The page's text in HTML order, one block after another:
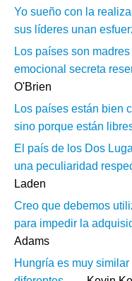
Yo sueño con la
sus líderes unan
Los países son
emocional secreta
O'Brien
Los países están bien
sino porque están
El país de los Dos
una peculiaridad
Laden
Creo que debemos
para impedir la
Adams
Hungría es muy